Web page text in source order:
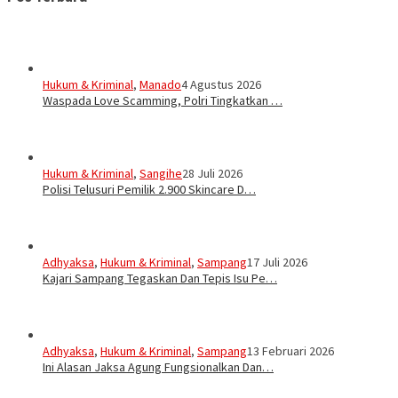
Hukum & Kriminal, Manado4 Agustus 2026
Waspada Love Scamming, Polri Tingkatkan …
Hukum & Kriminal, Sangihe28 Juli 2026
Polisi Telusuri Pemilik 2.900 Skincare D…
Adhyaksa, Hukum & Kriminal, Sampang17 Juli 2026
Kajari Sampang Tegaskan Dan Tepis Isu Pe…
Adhyaksa, Hukum & Kriminal, Sampang13 Februari 2026
Ini Alasan Jaksa Agung Fungsionalkan Dan…